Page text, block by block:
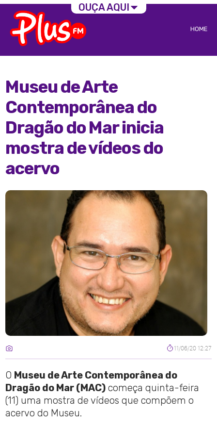
HOME
Museu de Arte
Contemporânea do
Dragão do Mar inicia
mostra de vídeos do
acervo
11/06/20 12:27
O Museu de Arte Contemporânea do
Dragão do Mar (MAC) começa quinta-feira
(11) uma mostra de vídeos que compõem o
acervo do Museu.
OUÇA AQUI